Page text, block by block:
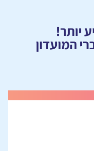
יותר!
המועדון